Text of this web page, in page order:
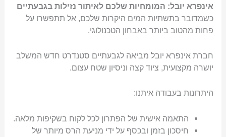
אינפרא יובל: המומחיות שלכם לאיתור נזילות בגבעתיים
כשמדובר בתשתיות המים היקרות שלכם, אל תתפשרו על
פחות מהטוב ביותר באבחון הטכנולוגי.
חברת אינפרא יובל מביאה לגבעתיים סטנדרט חדש המשלב
יושרה מקצועית, ציוד קצה וניסיון שטח עצום.
היתרונות בעבודה איתנו:
התאמה אישית של הפתרון לכל לקוח בשקיפות מלאה.
חיסכון בזמן ובכסף על ידי מניעת הרס מיותר של